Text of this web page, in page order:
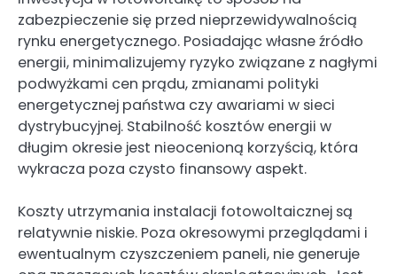
zabezpieczenie się przed nieprzewidywalnością
rynku energetycznego. Posiadając własne źródło
energii, minimalizujemy ryzyko związane z nagłymi
podwyżkami cen prądu, zmianami polityki
energetycznej państwa czy awariami w sieci
dystrybucyjnej. Stabilność kosztów energii w
długim okresie jest nieocenioną korzyścią, która
wykracza poza czysto finansowy aspekt.
Koszty utrzymania instalacji fotowoltaicznej są
relatywnie niskie. Poza okresowymi przeglądami i
ewentualnym czyszczeniem paneli, nie generuje